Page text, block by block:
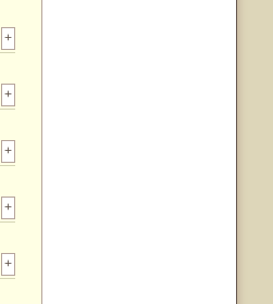
+
+
+
+
+